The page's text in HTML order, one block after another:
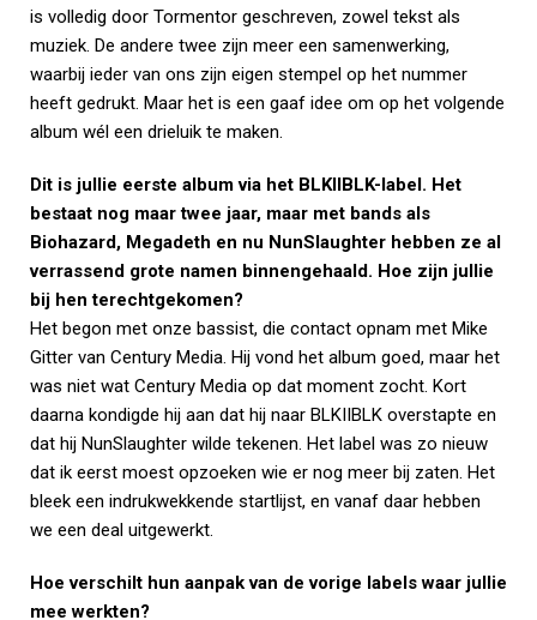
is volledig door Tormentor geschreven, zowel tekst als
muziek. De andere twee zijn meer een samenwerking,
waarbij ieder van ons zijn eigen stempel op het nummer
heeft gedrukt. Maar het is een gaaf idee om op het volgende
album wél een drieluik te maken.
Dit is jullie eerste album via het BLKIIBLK-label. Het
bestaat nog maar twee jaar, maar met bands als
Biohazard, Megadeth en nu NunSlaughter hebben ze al
verrassend grote namen binnengehaald. Hoe zijn jullie
bij hen terechtgekomen?
Het begon met onze bassist, die contact opnam met Mike
Gitter van Century Media. Hij vond het album goed, maar het
was niet wat Century Media op dat moment zocht. Kort
daarna kondigde hij aan dat hij naar BLKIIBLK overstapte en
dat hij NunSlaughter wilde tekenen. Het label was zo nieuw
dat ik eerst moest opzoeken wie er nog meer bij zaten. Het
bleek een indrukwekkende startlijst, en vanaf daar hebben
we een deal uitgewerkt.
Hoe verschilt hun aanpak van de vorige labels waar jullie
mee werkten?